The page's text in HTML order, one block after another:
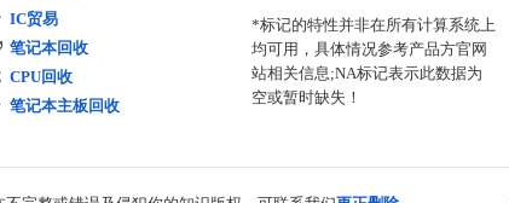
IC贸易
笔记本回收
CPU回收
笔记本主板回收
*标记的特性并非在所有计算系统上
均可用，具体情况参考产品方官网
站相关信息;NA标记表示此数据为
空或暂时缺失！